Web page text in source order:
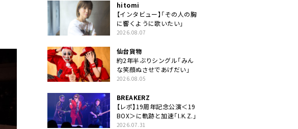
hitomi
【インタビュー】「その人の胸
に響くように歌いたい」
2026.08.07
仙台貨物
約2年半ぶりシングル「みん
な笑顔ぬさせであげだい」
2026.08.05
BREAKERZ
【レポ】19周年記念公演＜19
BOX＞に軌跡と加速「I.K.Z.」
2026.07.31